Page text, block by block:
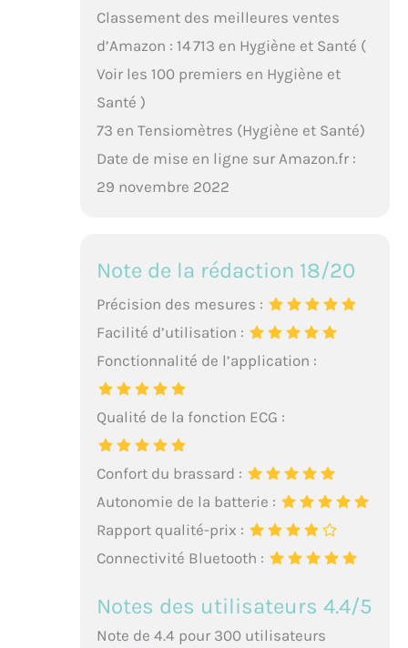
Classement des meilleures ventes
d’Amazon : 14 713 en Hygiène et Santé (
Voir les 100 premiers en Hygiène et
Santé )
73 en Tensiomètres (Hygiène et Santé)
Date de mise en ligne sur Amazon.fr :
29 novembre 2022
Note de la rédaction 18/20
Précision des mesures :
Facilité d’utilisation :
Fonctionnalité de l’application :
Qualité de la fonction ECG :
Confort du brassard :
Autonomie de la batterie :
Rapport qualité-prix :
Connectivité Bluetooth :
Notes des utilisateurs 4.4/5
Note de 4.4 pour 300 utilisateurs